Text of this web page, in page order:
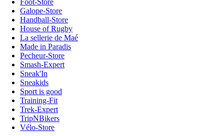
Foot-Store
Galope-Store
Handball-Store
House of Rugby
La sellerie de Maé
Made in Paradis
Pecheur-Store
Smash-Expert
Sneak'In
Sneakids
Sport is good
Training-Fit
Trek-Expert
TripNBikers
Vélo-Store